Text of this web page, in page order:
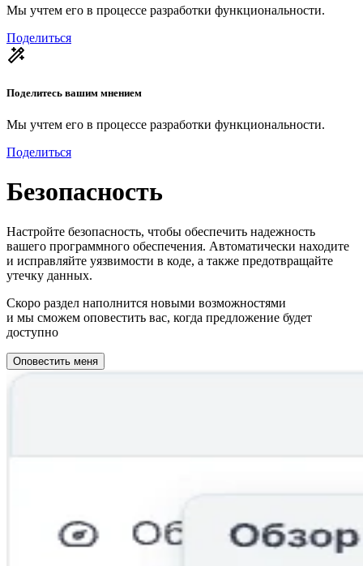
Мы учтем его в процессе разработки функциональности.
Поделиться
Поделитесь вашим мнением
Мы учтем его в процессе разработки функциональности.
Поделиться
Безопасность
Настройте безопасность, чтобы обеспечить надежность
вашего программного обеспечения. Автоматически находите
и исправляйте уязвимости в коде, а также предотвращайте
утечку данных.
Скоро раздел наполнится новыми возможностями
и мы сможем оповестить вас, когда предложение будет
доступно
Оповестить меня